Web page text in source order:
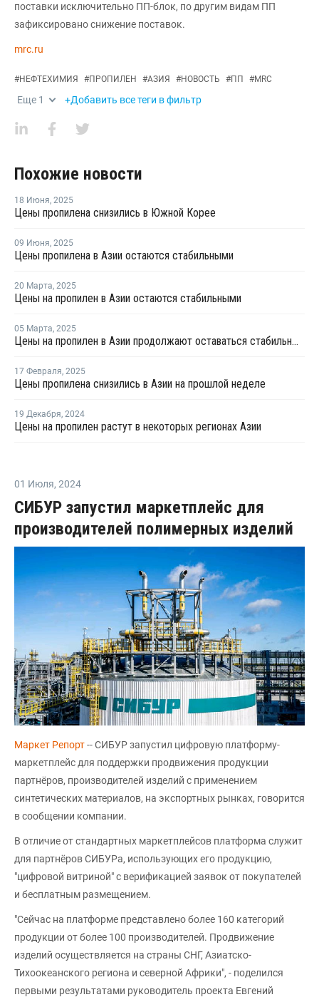
поставки исключительно ПП-блок, по другим видам ПП
зафиксировано снижение поставок.
mrc.ru
#НЕФТЕХИМИЯ #ПРОПИЛЕН #АЗИЯ #НОВОСТЬ #ПП #MRC
Еще 1 +Добавить все теги в фильтр
Похожие новости
18 Июня, 2025
Цены пропилена снизились в Южной Корее
09 Июня, 2025
Цены пропилена в Азии остаются стабильными
20 Марта, 2025
Цены на пропилен в Азии остаются стабильными
05 Марта, 2025
Цены на пропилен в Азии продолжают оставаться стабильными
17 Февраля, 2025
Цены пропилена снизились в Азии на прошлой неделе
19 Декабря, 2024
Цены на пропилен растут в некоторых регионах Азии
01 Июля, 2024
СИБУР запустил маркетплейс для
производителей полимерных изделий
Маркет Репорт-- СИБУР запустил цифровую платформу-
маркетплейс для поддержки продвижения продукции
партнёров, производителей изделий с применением
синтетических материалов, на экспортных рынках, говорится
в сообщении компании.
В отличие от стандартных маркетплейсов платформа служит
для партнёров СИБУРа, использующих его продукцию,
"цифровой витриной" с верификацией заявок от покупателей
и бесплатным размещением.
"Сейчас на платформе представлено более 160 категорий
продукции от более 100 производителей. Продвижение
изделий осуществляется на страны СНГ, Азиатско-
Тихоокеанского региона и северной Африки", - поделился
первыми результатами руководитель проекта Евгений